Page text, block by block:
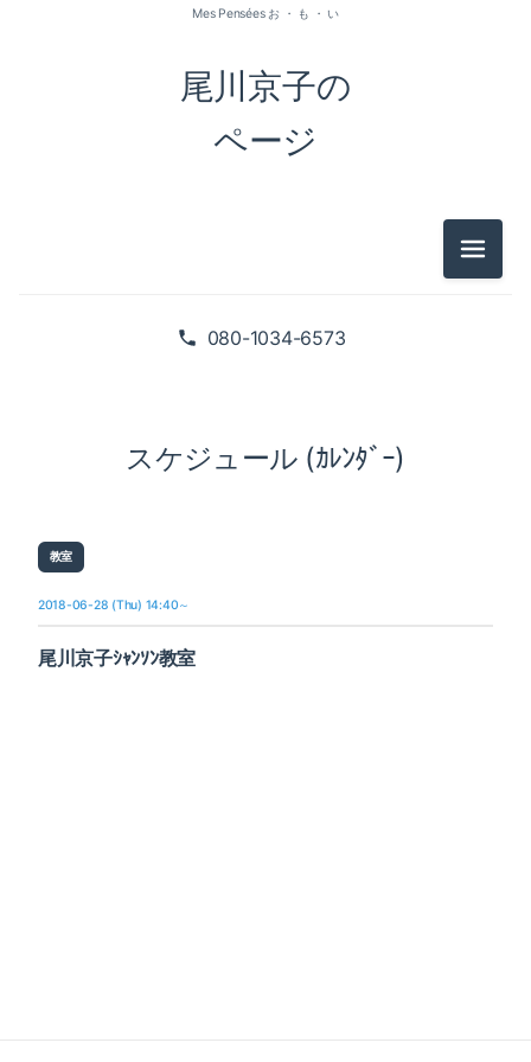
080-1034-6573
尾川京子の
ページ
Mes Pensées お ・ も ・ い
メニュ
スケジュール (ｶﾚﾝﾀﾞｰ)
教室
2018-06-28 (Thu) 14:40～
尾川京子ｼｬﾝｿﾝ教室